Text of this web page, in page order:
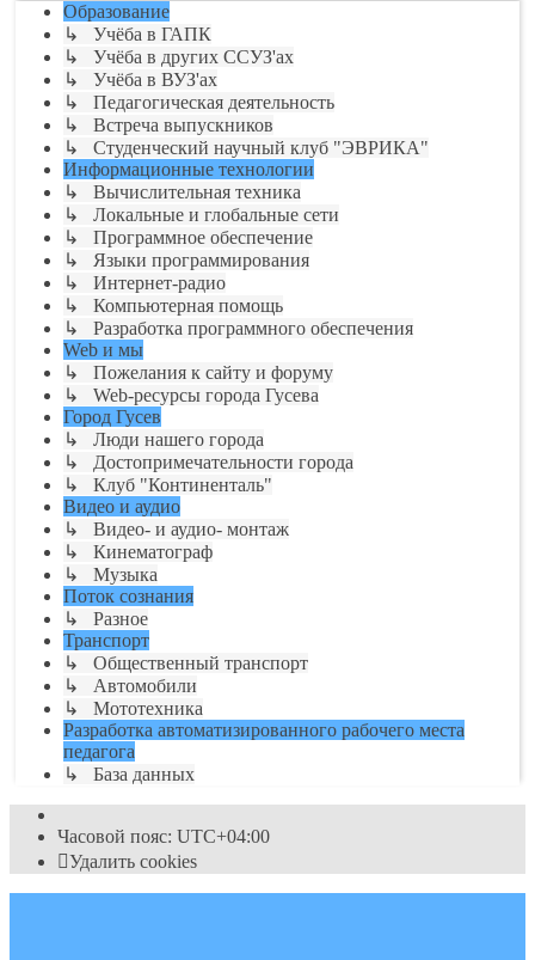
Образование
↳ Учёба в ГАПК
↳ Учёба в других ССУЗ'ах
↳ Учёба в ВУЗ'ах
↳ Педагогическая деятельность
↳ Встреча выпускников
↳ Студенческий научный клуб "ЭВРИКА"
Информационные технологии
↳ Вычислительная техника
↳ Локальные и глобальные сети
↳ Программное обеспечение
↳ Языки программирования
↳ Интернет-радио
↳ Компьютерная помощь
↳ Разработка программного обеспечения
Web и мы
↳ Пожелания к сайту и форуму
↳ Web-ресурсы города Гусева
Город Гусев
↳ Люди нашего города
↳ Достопримечательности города
↳ Клуб "Континенталь"
Видео и аудио
↳ Видео- и аудио- монтаж
↳ Кинематограф
↳ Музыка
Поток сознания
↳ Разное
Транспорт
↳ Общественный транспорт
↳ Автомобили
↳ Мототехника
Разработка автоматизированного рабочего места
педагога
↳ База данных
Часовой пояс: UTC+04:00
Удалить cookies